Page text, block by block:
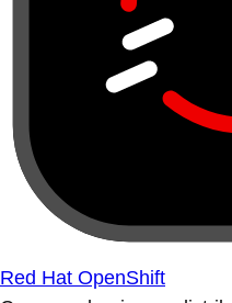
Red Hat OpenShift